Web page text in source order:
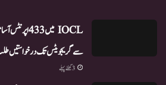
سے گریجویٹس تک درخواستیں
3 گھنٹے پہلے